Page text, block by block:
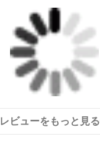
レビューをもっと見る